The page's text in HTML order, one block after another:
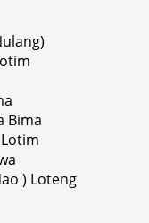
Bima
) Loteng